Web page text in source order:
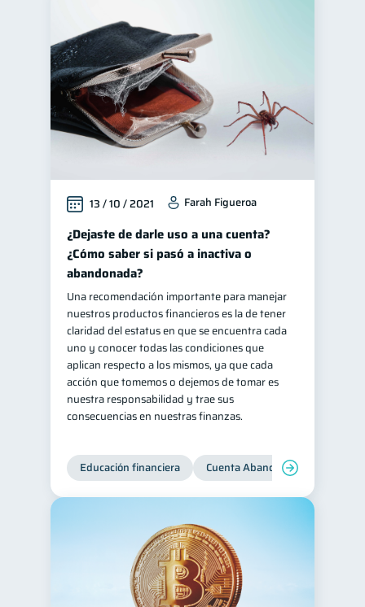
13 / 10 / 2021 Farah Figueroa
¿Dejaste de darle uso a una cuenta?
¿Cómo saber si pasó a inactiva o
abandonada?
Una recomendación importante para manejar
nuestros productos financieros es la de tener
claridad del estatus en que se encuentra cada
uno y conocer todas las condiciones que
aplican respecto a los mismos, ya que cada
acción que tomemos o dejemos de tomar es
nuestra responsabilidad y trae sus
consecuencias en nuestras finanzas.
Educación financiera Cuenta Abandonada